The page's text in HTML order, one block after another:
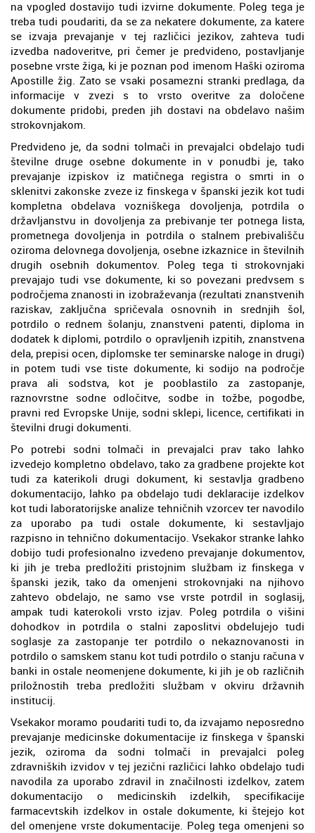
na vpogled dostavijo tudi izvirne dokumente. Poleg tega je
treba tudi poudariti, da se za nekatere dokumente, za katere
se izvaja prevajanje v tej različici jezikov, zahteva tudi
izvedba nadoveritve, pri čemer je predvideno, postavljanje
posebne vrste žiga, ki je poznan pod imenom Haški oziroma
Apostille žig. Zato se vsaki posamezni stranki predlaga, da
informacije v zvezi s to vrsto overitve za določene
dokumente pridobi, preden jih dostavi na obdelavo našim
strokovnjakom.
Predvideno je, da sodni tolmači in prevajalci obdelajo tudi
številne druge osebne dokumente in v ponudbi je, tako
prevajanje izpiskov iz matičnega registra o smrti in o
sklenitvi zakonske zveze iz finskega v španski jezik kot tudi
kompletna obdelava vozniškega dovoljenja, potrdila o
državljanstvu in dovoljenja za prebivanje ter potnega lista,
prometnega dovoljenja in potrdila o stalnem prebivališču
oziroma delovnega dovoljenja, osebne izkaznice in številnih
drugih osebnih dokumentov. Poleg tega ti strokovnjaki
prevajajo tudi vse dokumente, ki so povezani predvsem s
področjema znanosti in izobraževanja (rezultati znanstvenih
raziskav, zaključna spričevala osnovnih in srednjih šol,
potrdilo o rednem šolanju, znanstveni patenti, diploma in
dodatek k diplomi, potrdilo o opravljenih izpitih, znanstvena
dela, prepisi ocen, diplomske ter seminarske naloge in drugi)
in potem tudi vse tiste dokumente, ki sodijo na področje
prava ali sodstva, kot je pooblastilo za zastopanje,
raznovrstne sodne odločitve, sodbe in tožbe, pogodbe,
pravni red Evropske Unije, sodni sklepi, licence, certifikati in
številni drugi dokumenti.
Po potrebi sodni tolmači in prevajalci prav tako lahko
izvedejo kompletno obdelavo, tako za gradbene projekte kot
tudi za katerikoli drugi dokument, ki sestavlja gradbeno
dokumentacijo, lahko pa obdelajo tudi deklaracije izdelkov
kot tudi laboratorijske analize tehničnih vzorcev ter navodilo
za uporabo pa tudi ostale dokumente, ki sestavljajo
razpisno in tehnično dokumentacijo. Vsekakor stranke lahko
dobijo tudi profesionalno izvedeno prevajanje dokumentov,
ki jih je treba predložiti pristojnim službam iz finskega v
španski jezik, tako da omenjeni strokovnjaki na njihovo
zahtevo obdelajo, ne samo vse vrste potrdil in soglasij,
ampak tudi katerokoli vrsto izjav. Poleg potrdila o višini
dohodkov in potrdila o stalni zaposlitvi obdelujejo tudi
soglasje za zastopanje ter potrdilo o nekaznovanosti in
potrdilo o samskem stanu kot tudi potrdilo o stanju računa v
banki in ostale neomenjene dokumente, ki jih je ob različnih
priložnostih treba predložiti službam v okviru državnih
institucij.
Vsekakor moramo poudariti tudi to, da izvajamo neposredno
prevajanje medicinske dokumentacije iz finskega v španski
jezik, oziroma da sodni tolmači in prevajalci poleg
zdravniških izvidov v tej jezični različici lahko obdelajo tudi
navodila za uporabo zdravil in značilnosti izdelkov, zatem
dokumentacijo o medicinskih izdelkih, specifikacije
farmacevtskih izdelkov in ostale dokumente, ki štejejo kot
del omenjene vrste dokumentacije. Poleg tega omenjeni so